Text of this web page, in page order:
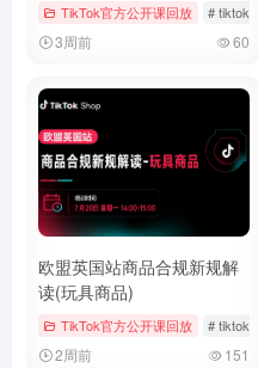
TikTok官方公开课回放 # tiktok
3周前 60
欧盟英国站商品合规新规解
读(玩具商品)
TikTok官方公开课回放 # tiktok
2周前 151